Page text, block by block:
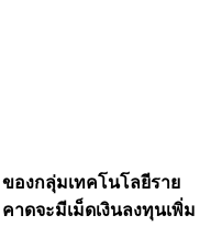
องกลุ่มเทคโนโลยีราย
าดจะมีเม็ดเงินลงทุนเพิ่ม